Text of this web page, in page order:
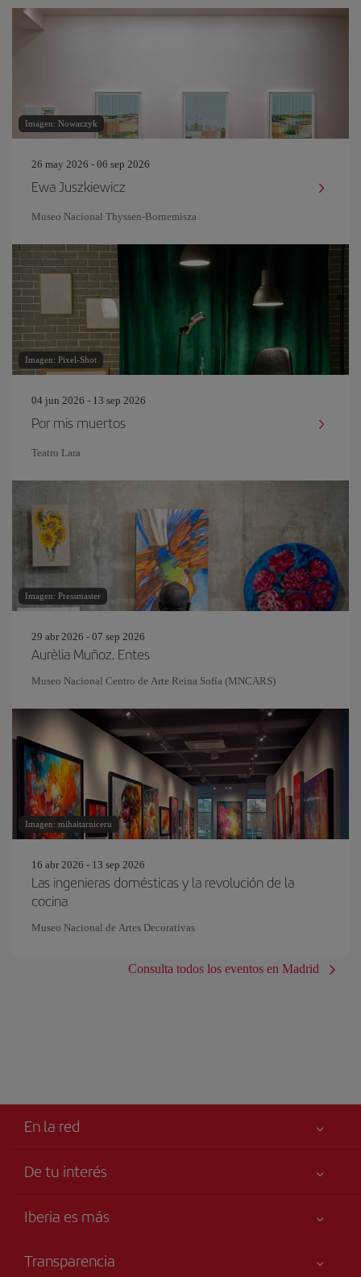
Imagen: Nowaczyk
26 may 2026 - 06 sep 2026
Ewa Juszkiewicz
Museo Nacional Thyssen-Bornemisza
Imagen: Pixel-Shot
04 jun 2026 - 13 sep 2026
Por mis muertos
Teatro Lara
Imagen: Pressmaster
29 abr 2026 - 07 sep 2026
Aurèlia Muñoz. Entes
Museo Nacional Centro de Arte Reina Sofía (MNCARS)
Imagen: mihaitarniceru
16 abr 2026 - 13 sep 2026
Las ingenieras domésticas y la revolución de la
cocina
Museo Nacional de Artes Decorativas
Consulta todos los eventos en Madrid
En la red
De tu interés
Accesibilidad
Iberia es más
Grupo Iberia
Transparencia